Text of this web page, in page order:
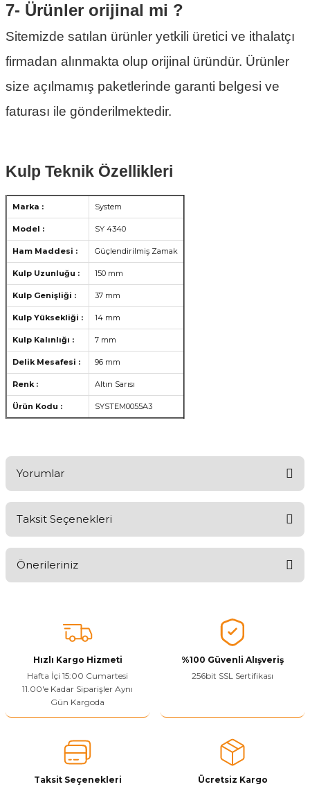
7- Ürünler orijinal mi ?
Sitemizde satılan ürünler yetkili üretici ve ithalatçı
firmadan alınmakta olup orijinal üründür. Ürünler
size açılmamış paketlerinde garanti belgesi ve
faturası ile gönderilmektedir.
Kulp Teknik Özellikleri
Marka : System
Model : SY 4340
Ham Maddesi : Güçlendirilmiş Zamak
Kulp Uzunluğu : 150 mm
Kulp Genişliği : 37 mm
Kulp Yüksekliği : 14 mm
Kulp Kalınlığı : 7 mm
Delik Mesafesi : 96 mm
Renk : Altın Sarısı
Ürün Kodu : SYSTEM0055A3
Yorumlar
Ürünü Değerlendir
Taksit Seçenekleri
Önerileriniz
tarafımıza iletebilirsiniz.
Görüş ve önerileriniz için teşekkür ederiz.
Ürün resmi kalitesiz, bozuk veya görüntülenemiyor.
Ürün açıklamasında eksik bilgiler bulunuyor.
Sitenize Pek Güvenemedim
Bu ürüne benzer farklı alternatifler olmalı.
Hızlı Kargo Hizmeti
Hafta İçi 15:00 Cumartesi
11.00'e Kadar Siparişler Aynı
Gün Kargoda
%100 Güvenli Alışveriş
256bit SSL Sertifikası
Taksit Seçenekleri
Ücretsiz Kargo